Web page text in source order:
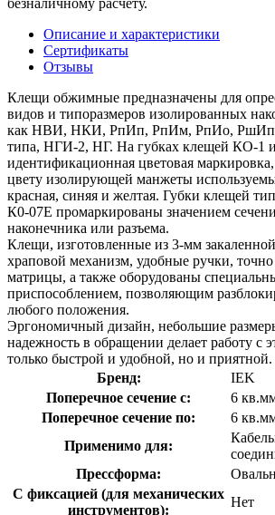
Описание и характеристики
Сертификаты
Отзывы
Клещи обжимные предназначены для
видов и типоразмеров изолированных
как НВИ, НКИ, РпИп, РпИм, РпИо,
типа, НГИ-2, НГ. На губках клещей КО-1
идентификационная цветовая
цвету изолирующей манжеты
красная, синяя и желтая. Губки клещей
К0-07Е промаркированы значением
наконечника или разъема.
Клещи, изготовленные из 3-мм
храповой механизм, удобные ручки,
матрицы, а также оборудованы
приспособлением, позволяющим
любого положения.
Эргономичный дизайн, небольшие
надежность в обращении делает работу с
только быстрой и удобной, но и приятной.
Бренд:
IEK
Поперечное сечение с:
6
Поперечное сечение по:
6
Применимо для:
Прессформа:
С фиксацией (для механических
инструментов):
Нет